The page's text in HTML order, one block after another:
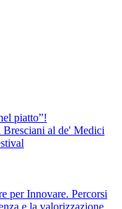
piatto”!
al de' Medici
per Innovare. Percorsi